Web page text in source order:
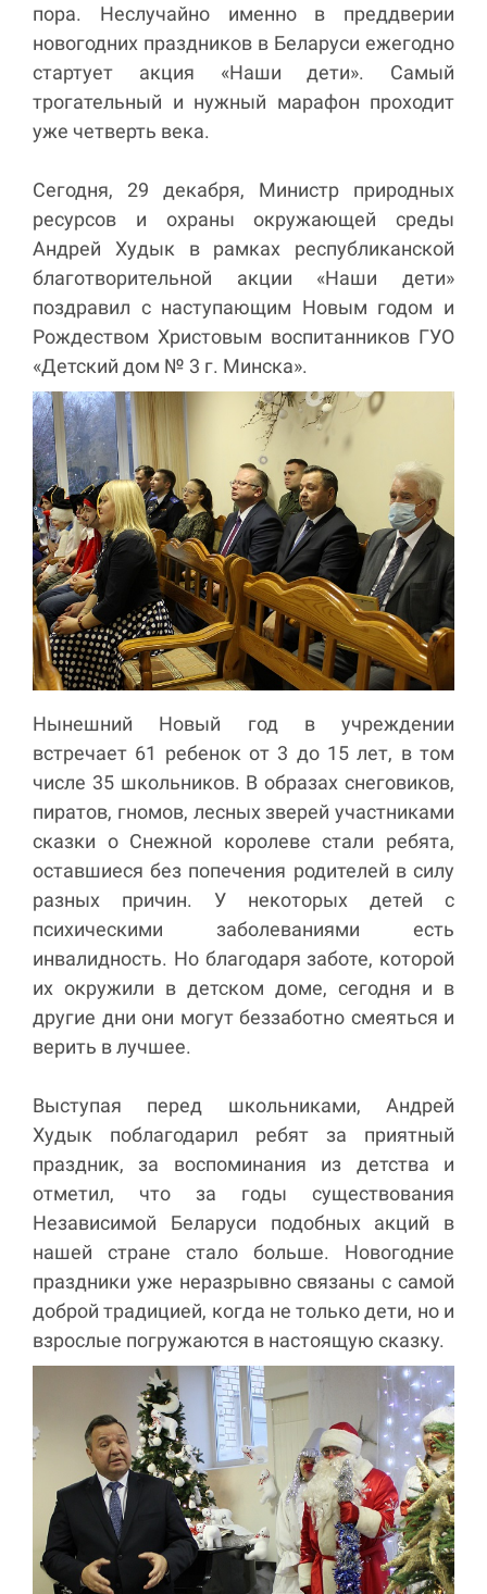
пора. Неслучайно именно в преддверии
новогодних праздников в Беларуси ежегодно
стартует акция «Наши дети». Самый
трогательный и нужный марафон проходит
уже четверть века.
Сегодня, 29 декабря, Министр природных
ресурсов и охраны окружающей среды
Андрей Худык в рамках республиканской
благотворительной акции «Наши дети»
поздравил с наступающим Новым годом и
Рождеством Христовым воспитанников ГУО
«Детский дом № 3 г. Минска».
Нынешний Новый год в учреждении
встречает 61 ребенок от 3 до 15 лет, в том
числе 35 школьников. В образах снеговиков,
пиратов, гномов, лесных зверей участниками
сказки о Снежной королеве стали ребята,
оставшиеся без попечения родителей в силу
разных причин. У некоторых детей с
психическими заболеваниями есть
инвалидность. Но благодаря заботе, которой
их окружили в детском доме, сегодня и в
другие дни они могут беззаботно смеяться и
верить в лучшее.
Выступая перед школьниками, Андрей
Худык поблагодарил ребят за приятный
праздник, за воспоминания из детства и
отметил, что за годы существования
Независимой Беларуси подобных акций в
нашей стране стало больше. Новогодние
праздники уже неразрывно связаны с самой
доброй традицией, когда не только дети, но и
взрослые погружаются в настоящую сказку.